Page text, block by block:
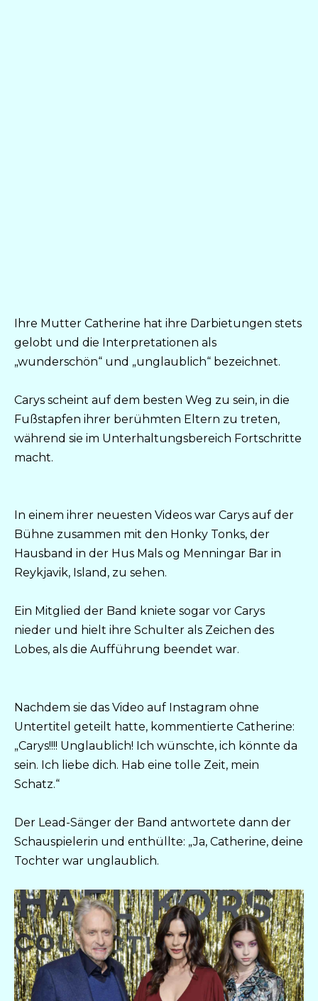
Ihre Mutter Catherine hat ihre Darbietungen stets
gelobt und die Interpretationen als
„wunderschön“ und „unglaublich“ bezeichnet.
Carys scheint auf dem besten Weg zu sein, in die
Fußstapfen ihrer berühmten Eltern zu treten,
während sie im Unterhaltungsbereich Fortschritte
macht.
In einem ihrer neuesten Videos war Carys auf der
Bühne zusammen mit den Honky Tonks, der
Hausband in der Hus Mals og Menningar Bar in
Reykjavik, Island, zu sehen.
Ein Mitglied der Band kniete sogar vor Carys
nieder und hielt ihre Schulter als Zeichen des
Lobes, als die Aufführung beendet war.
Nachdem sie das Video auf Instagram ohne
Untertitel geteilt hatte, kommentierte Catherine:
„Carys!!!! Unglaublich! Ich wünschte, ich könnte da
sein. Ich liebe dich. Hab eine tolle Zeit, mein
Schatz.“
Der Lead-Sänger der Band antwortete dann der
Schauspielerin und enthüllte: „Ja, Catherine, deine
Tochter war unglaublich.